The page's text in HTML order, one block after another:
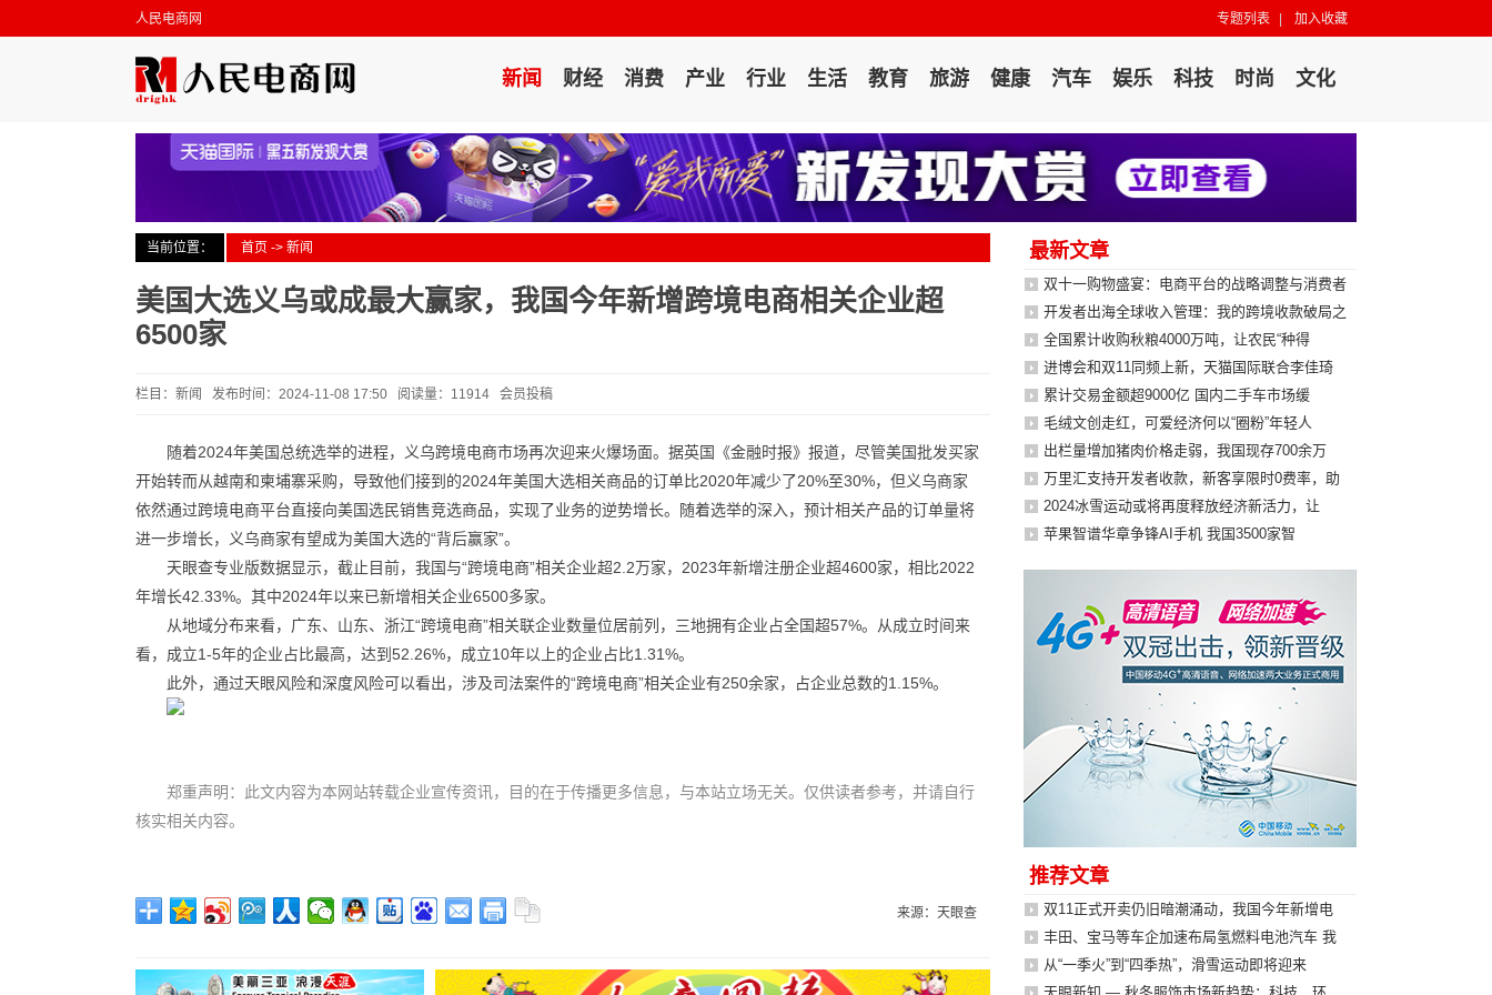
人民电商网 专题列表 加入收藏
新闻 财经 消费 产业 行业 生活 教育 旅游 健康 汽车 娱乐 科技 时尚 文化
当前位置： 首页 -> 新闻
美国大选义乌或成最大赢家，我国今年新增跨境电商相关企业超
6500家
栏目：新闻 发布时间：2024-11-08 17:50 阅读量：11914 会员投稿
随着2024年美国总统选举的进程，义乌跨境电商市场再次迎来火爆场面。据英国《金融时报》报道，尽管美国批发买家
开始转而从越南和柬埔寨采购，导致他们接到的2024年美国大选相关商品的订单比2020年减少了20%至30%，但义乌商家
依然通过跨境电商平台直接向美国选民销售竞选商品，实现了业务的逆势增长。随着选举的深入，预计相关产品的订单量将
进一步增长，义乌商家有望成为美国大选的“背后赢家”。
天眼查专业版数据显示，截止目前，我国与“跨境电商”相关企业超2.2万家，2023年新增注册企业超4600家，相比2022
年增长42.33%。其中2024年以来已新增相关企业6500多家。
从地域分布来看，广东、山东、浙江“跨境电商”相关联企业数量位居前列，三地拥有企业占全国超57%。从成立时间来
看，成立1-5年的企业占比最高，达到52.26%，成立10年以上的企业占比1.31%。
此外，通过天眼风险和深度风险可以看出，涉及司法案件的“跨境电商”相关企业有250余家，占企业总数的1.15%。
郑重声明：此文内容为本网站转载企业宣传资讯，目的在于传播更多信息，与本站立场无关。仅供读者参考，并请自行
核实相关内容。
来源：天眼查
最新文章
双十一购物盛宴：电商平台的战略调整与消费者
开发者出海全球收入管理：我的跨境收款破局之
全国累计收购秋粮4000万吨，让农民“种得
进博会和双11同频上新，天猫国际联合李佳琦
累计交易金额超9000亿 国内二手车市场缓
毛绒文创走红，可爱经济何以“圈粉”年轻人
出栏量增加猪肉价格走弱，我国现存700余万
万里汇支持开发者收款，新客享限时0费率，助
2024冰雪运动或将再度释放经济新活力，让
苹果智谱华章争锋AI手机 我国3500家智
推荐文章
双11正式开卖仍旧暗潮涌动，我国今年新增电
丰田、宝马等车企加速布局氢燃料电池汽车 我
从“一季火”到“四季热”，滑雪运动即将迎来